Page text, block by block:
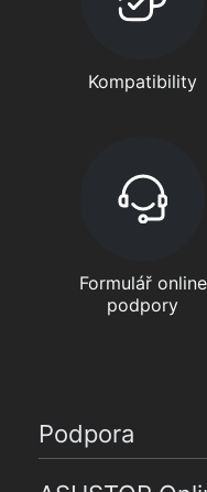
Kompatibility
Formulář online
podpory
Podpora